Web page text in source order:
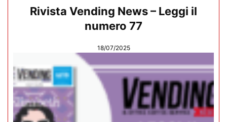
Rivista Vending News – Leggi il
numero 77
18/07/2025